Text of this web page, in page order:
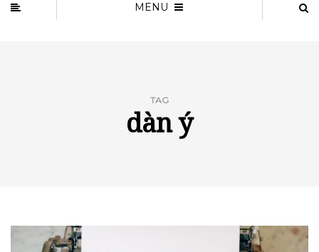
MENU
TAG
dàn ý